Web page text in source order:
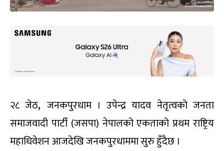
२८ जेठ, जनकपुरधाम । उपेन्द्र यादव नेतृत्वको जनता
समाजवादी पार्टी (जसपा) नेपालको एकताको प्रथम राष्ट्रिय
महाधिवेशन आजदेखि जनकपुरधाममा सुरु हुँदैछ ।